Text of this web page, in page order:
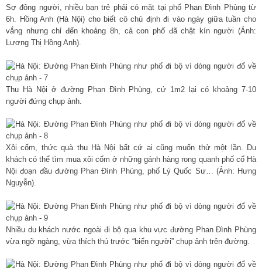
Sợ đông người, nhiều bạn trẻ phải có mặt tại phố Phan Đình Phùng từ
6h. Hồng Anh (Hà Nội) cho biết cô chủ định đi vào ngày giữa tuần cho
vắng nhưng chỉ đến khoảng 8h, cả con phố đã chật kín người (Ảnh:
Lương Thị Hồng Anh).
Thu Hà Nội ở đường Phan Đình Phùng, cứ 1m2 lại có khoảng 7-10
người đứng chụp ảnh.
Xôi cốm, thức quà thu Hà Nội bất cứ ai cũng muốn thử một lần. Du
khách có thể tìm mua xôi cốm ở những gánh hàng rong quanh phố cổ Hà
Nội đoạn đầu đường Phan Đình Phùng, phố Lý Quốc Sư… (Ảnh: Hưng
Nguyễn).
Nhiều du khách nước ngoài đi bộ qua khu vực đường Phan Đình Phùng
vừa ngỡ ngàng, vừa thích thú trước “biển người” chụp ảnh trên đường.